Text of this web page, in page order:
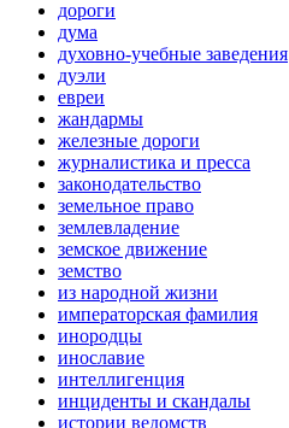
дороги
дума
духовно-учебные заведения
дуэли
евреи
жандармы
железные дороги
журналистика и пресса
законодательство
земельное право
землевладение
земское движение
земство
из народной жизни
императорская фамилия
инородцы
инославие
интеллигенция
инциденты и скандалы
истории ведомств